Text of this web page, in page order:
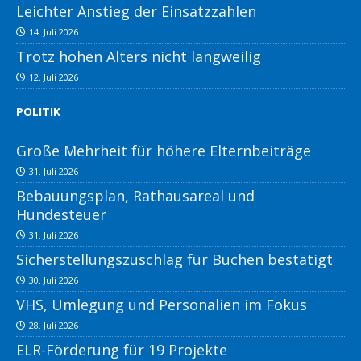
Leichter Anstieg der Einsatzzahlen
14. Juli 2026
Trotz hohen Alters nicht langweilig
12. Juli 2026
POLITIK
Große Mehrheit für höhere Elternbeiträge
31. Juli 2026
Bebauungsplan, Rathausareal und
Hundesteuer
31. Juli 2026
Sicherstellungszuschlag für Buchen bestätigt
30. Juli 2026
VHS, Umlegung und Personalien im Fokus
28. Juli 2026
ELR-Förderung für 19 Projekte